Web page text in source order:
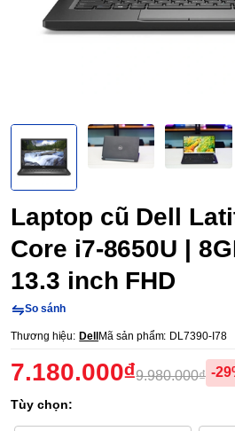
Laptop cũ Dell
Core i7-8650U |
13.3 inch FHD
So sánh
Thương hiệu: Dell Mã sản phẩm: DL7390-I78
7.180.000₫9.980.000₫ -
Tùy chọn: